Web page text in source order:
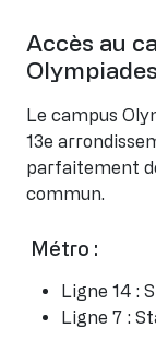
Accès au
Olympiades
Le campus
13e
parfaitement
commun.
Métro :
Ligne 14 :
Ligne 7 :